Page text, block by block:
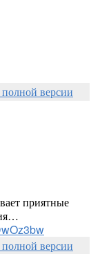
версии
приятные
версии